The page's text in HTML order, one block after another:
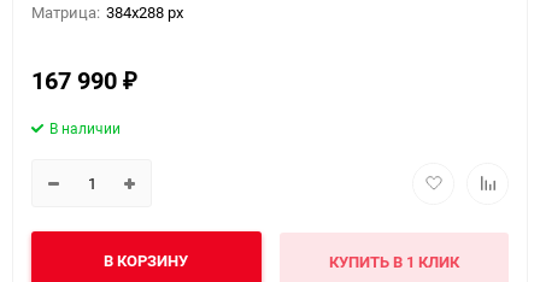
Матрица: 384x288 px
167 990 ₽
В наличии
В КОРЗИНУ КУПИТЬ В 1 КЛИК